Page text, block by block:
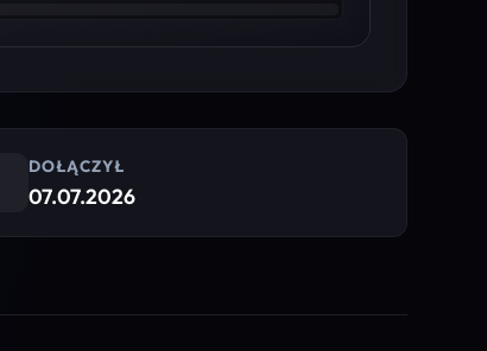
DOŁĄCZYŁ
07.07.2026